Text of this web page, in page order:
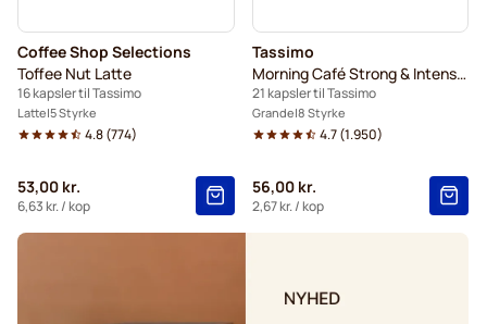
Coffee Shop Selections
Toffee Nut Latte
16 kapsler til Tassimo
Latte 5 Styrke
4.8(774)
53,00 kr.
6,63 kr./ kop
Tassimo
Morning Café Strong & Intense XL
21 kapsler til Tassimo
Grande 8 Styrke
4.7(1.950)
56,00 kr.
2,67 kr./ kop